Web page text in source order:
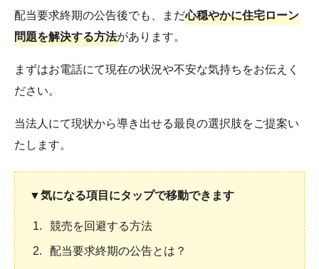
配当要求終期の公告後でも、まだ心穏やかに住宅ローン
問題を解決する方法があります。
まずはお電話にて現在の状況や不安な気持ちをお伝えく
ださい。
当法人にて現状から導き出せる最良の選択肢をご提案い
たします。
▼気になる項目にタップで移動できます
競売を回避する方法
配当要求終期の公告とは？